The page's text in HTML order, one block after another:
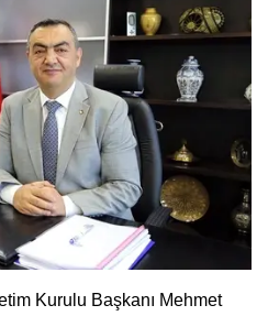
Kurulu Başkanı Mehmet